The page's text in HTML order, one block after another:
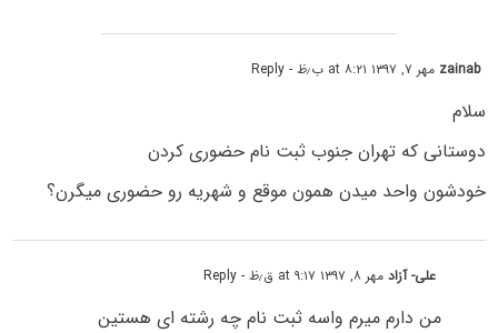
zainab مهر ۷, ۱۳۹۷ at ۸:۲۱ ب٫ظ - Reply
سلام
دوستانی که تهران جنوب ثبت نام حضوری کردن
خودشون واحد میدن همون موقع و شهریه رو حضوری میگرن؟
علی- آزادمهر ۸, ۱۳۹۷ at ۹:۱۷ ق٫ظ - Reply
من دارم میرم واسه ثبت نام چه رشته ای هستین